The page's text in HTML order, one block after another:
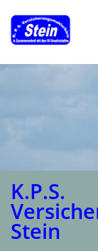
K.P.S.
Stein